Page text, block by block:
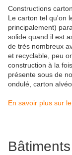
Constructions carton
Le carton tel qu'on
principalement)
solide quand il est
de très nombreux
et recyclable, peu
construction à la
présente sous de
ondulé, carton
En savoir plus sur